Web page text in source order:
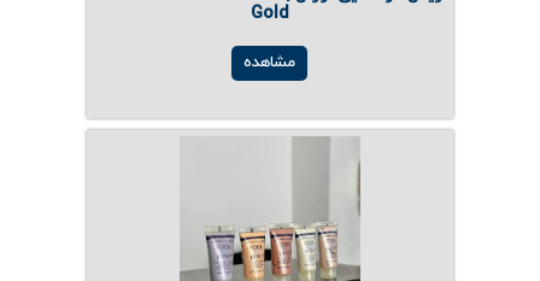
روغن و عصاره
ماسک و ضدعفونی کننده
تجهیزات آزمایشگاهی پلاستیکی
ارتباط با ما
Gold
مشاهده